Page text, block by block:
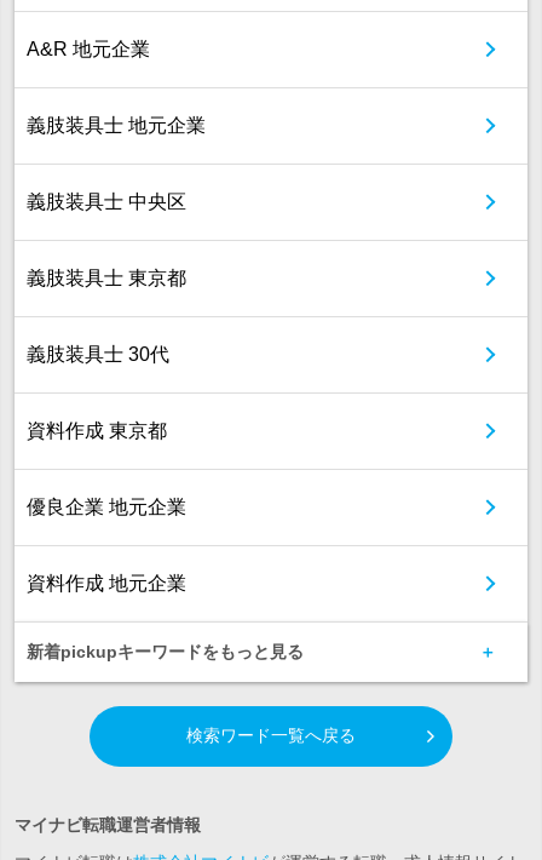
A&R 地元企業
義肢装具士 地元企業
義肢装具士 中央区
義肢装具士 東京都
義肢装具士 30代
資料作成 東京都
優良企業 地元企業
資料作成 地元企業
新着pickupキーワードをもっと見る
検索ワード一覧へ戻る
マイナビ転職運営者情報